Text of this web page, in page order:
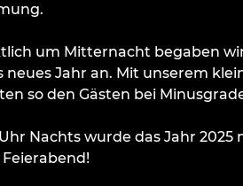
um Mitternacht begaben
neues Jahr an. Mit unserem
so den Gästen bei
Nachts wurde das Jahr
Feierabend!